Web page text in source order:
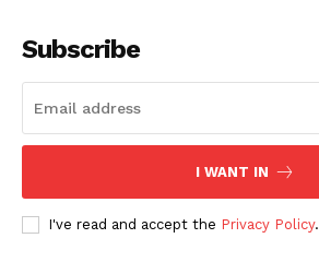
Subscribe
I WANT IN
I've read and accept the Privacy Policy.